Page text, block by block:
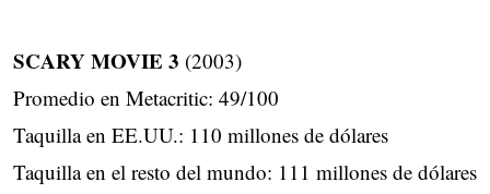
SCARY MOVIE 3 (2003)
Promedio en Metacritic: 49/100
Taquilla en EE.UU.: 110 millones de dólares
Taquilla en el resto del mundo: 111 millones de dólares